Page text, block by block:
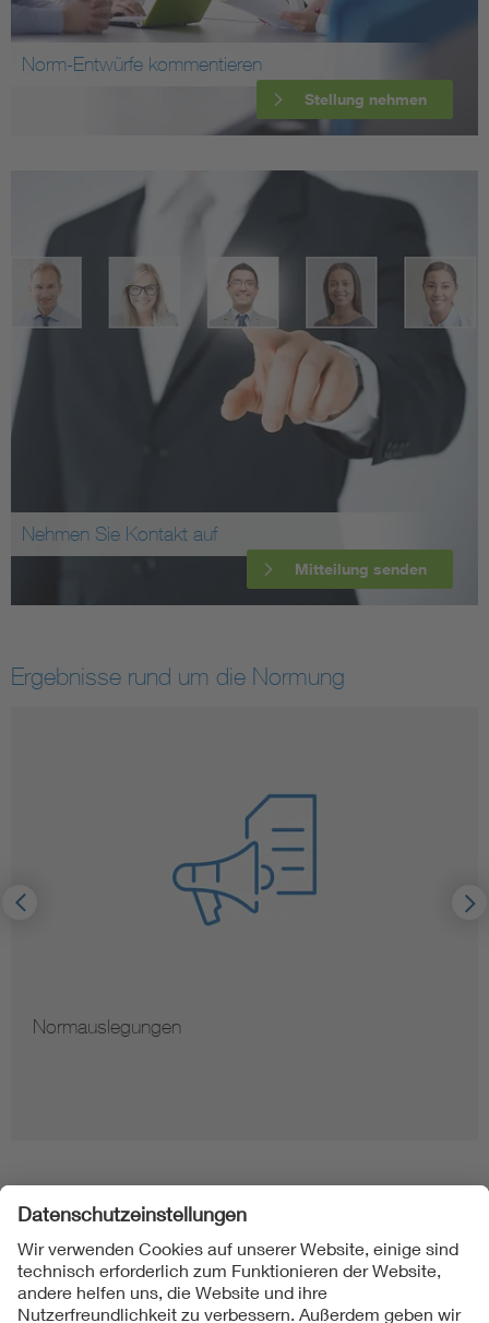
Norm-Entwürfe kommentieren
Stellung nehmen
Nehmen Sie Kontakt auf
Mitteilung senden
Ergebnisse rund um die Normung
Normauslegungen
Folgen Sie uns